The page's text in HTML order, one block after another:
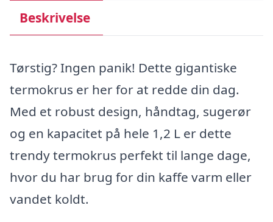
Beskrivelse
Tørstig? Ingen panik! Dette gigantiske
termokrus er her for at redde din dag.
Med et robust design, håndtag, sugerør
og en kapacitet på hele 1,2 L er dette
trendy termokrus perfekt til lange dage,
hvor du har brug for din kaffe varm eller
vandet koldt.